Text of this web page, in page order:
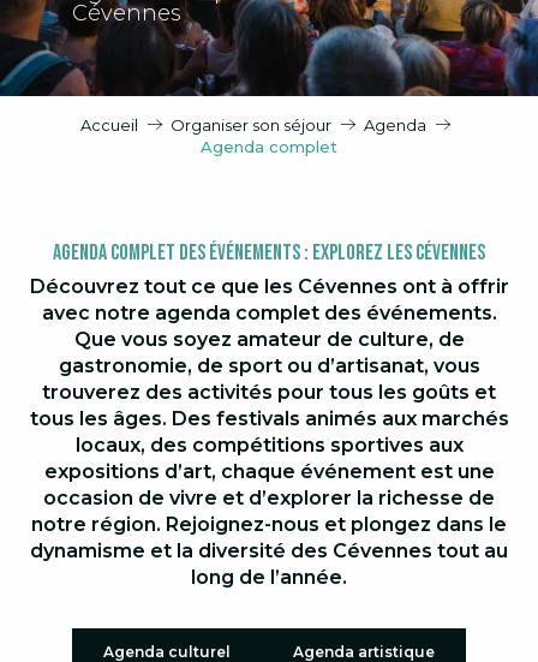
Cévennes
Accueil Organiser son séjour
Agenda
Agenda complet
Agenda Complet des Événements : Explorez les Cévennes
Découvrez tout ce que les Cévennes ont à offrir
avec notre agenda complet des événements.
Que vous soyez amateur de culture, de
gastronomie, de sport ou d’artisanat, vous
trouverez des activités pour tous les goûts et
tous les âges. Des festivals animés aux marchés
locaux, des compétitions sportives aux
expositions d’art, chaque événement est une
occasion de vivre et d’explorer la richesse de
notre région. Rejoignez-nous et plongez dans le
dynamisme et la diversité des Cévennes tout au
long de l’année.
Agenda culturel Agenda artistique